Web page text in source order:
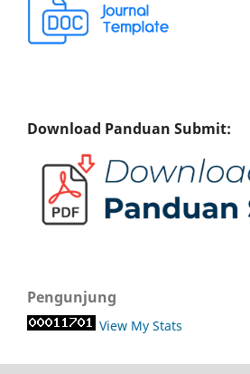
Download Panduan Submit:
Pengunjung
View My Stats